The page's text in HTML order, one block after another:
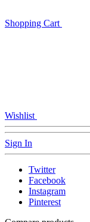
Shopping Cart
Wishlist
Sign In
Twitter
Facebook
Instagram
Pinterest